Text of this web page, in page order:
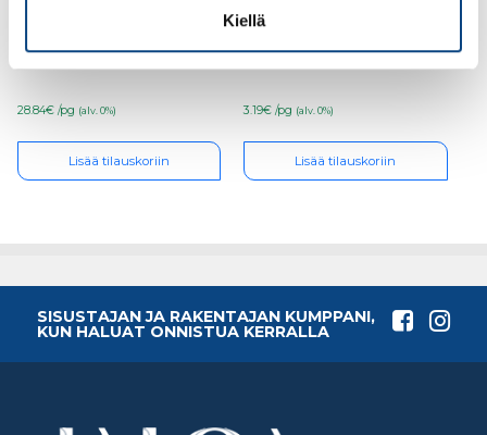
Kiellä
28.84€ /pg (alv. 0%)
Lisää tilauskoriin
TX20 x25mm 3kpl/pkt
3.19€ /pg (alv. 0%)
Lisää tilauskoriin
SISUSTAJAN JA RAKENTAJAN KUMPPANI,
KUN HALUAT ONNISTUA KERRALLA